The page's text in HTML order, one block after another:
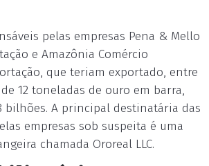
pelas empresas Pena & Mello
e Amazônia Comércio
que teriam exportado, entre
de 12 toneladas de ouro em barra,
bilhões. A principal destinatária das
empresas sob suspeita é uma
chamada Ororeal LLC.